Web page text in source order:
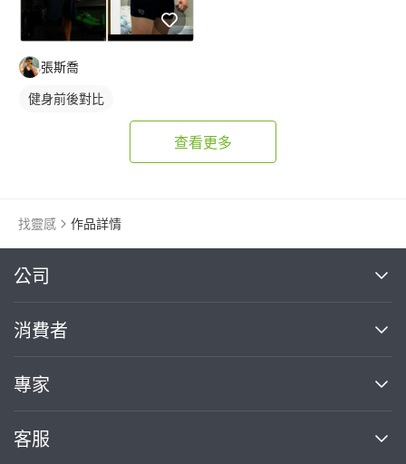
張斯喬
健身前後對比
查看更多
找靈感 作品詳情
公司
關於我們
部落格
加入我們
消費者
買服務
熱門服務
專家
案件中心
客服
繼續完成